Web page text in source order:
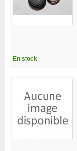
En stock